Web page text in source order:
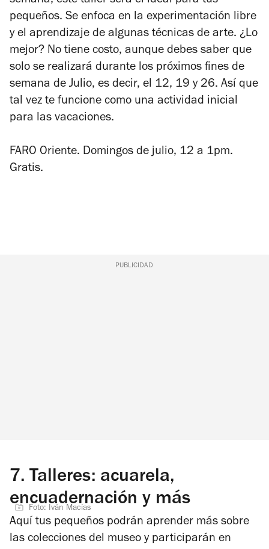
pequeños. Se enfoca en la experimentación libre
y el aprendizaje de algunas técnicas de arte. ¿Lo
mejor? No tiene costo, aunque debes saber que
solo se realizará durante los próximos fines de
semana de Julio, es decir, el 12, 19 y 26. Así que
tal vez te funcione como una actividad inicial
para las vacaciones.
FARO Oriente. Domingos de julio, 12 a 1pm.
Gratis.
PUBLICIDAD
7. Talleres: acuarela,
encuadernación y más
Foto: Iván Macías
Aquí tus pequeños podrán aprender más sobre
las colecciones del museo y participarán en